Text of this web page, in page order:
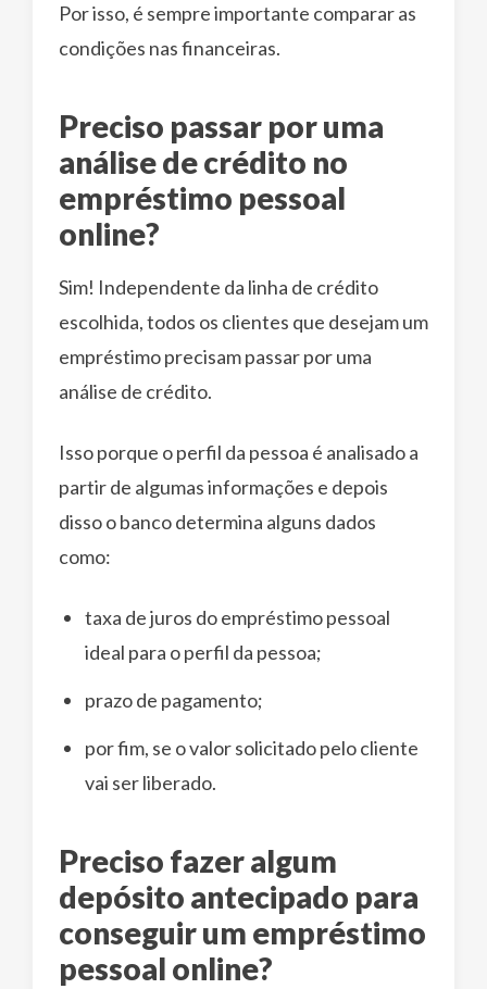
Por isso, é sempre importante comparar as
condições nas financeiras.
Preciso passar por uma
análise de crédito no
empréstimo pessoal
online?
Sim! Independente da linha de crédito
escolhida, todos os clientes que desejam um
empréstimo precisam passar por uma
análise de crédito.
Isso porque o perfil da pessoa é analisado a
partir de algumas informações e depois
disso o banco determina alguns dados
como:
taxa de juros do empréstimo pessoal
ideal para o perfil da pessoa;
prazo de pagamento;
por fim, se o valor solicitado pelo cliente
vai ser liberado.
Preciso fazer algum
depósito antecipado para
conseguir um empréstimo
pessoal online?